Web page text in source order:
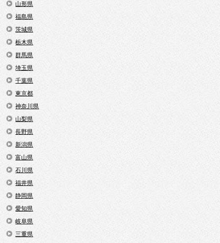
山形県
福島県
茨城県
栃木県
群馬県
埼玉県
千葉県
東京都
神奈川県
山梨県
長野県
新潟県
富山県
石川県
福井県
静岡県
愛知県
岐阜県
三重県